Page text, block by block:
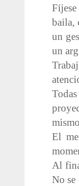
baila,
un
un
El
Al
No se